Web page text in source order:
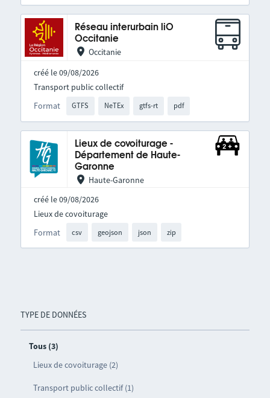
TYPE DE DONNÉES
Tous (3)
Lieux de covoiturage (2)
Transport public collectif (1)
Réseau interurbain liO
Occitanie
Occitanie
créé le 09/08/2026
Format GTFS NeTEx gtfs-rt pdf
Transport public collectif
Lieux de covoiturage -
Département de Haute-
Garonne
Haute-Garonne
créé le 09/08/2026
Format csv geojson json zip
Lieux de covoiturage